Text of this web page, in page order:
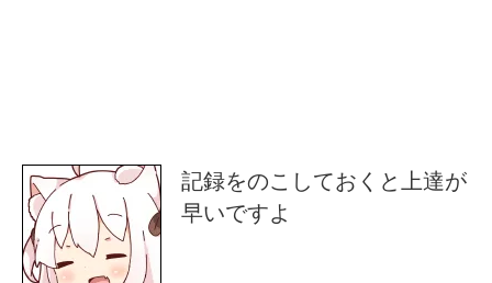
記録をのこしておくと上達が
早いですよ